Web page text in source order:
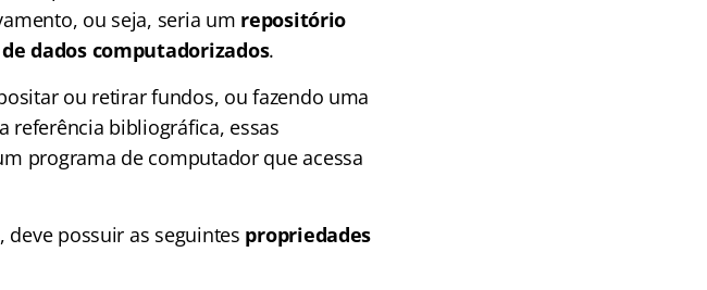
ou seja, seria um repositório
dados computadorizados.
ou retirar fundos, ou fazendo uma
referência bibliográfica, essas
programa de computador que acessa
, deve possuir as seguintes propriedades